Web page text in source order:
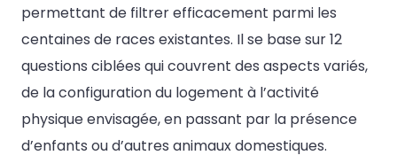
permettant de filtrer efficacement parmi les
centaines de races existantes. Il se base sur 12
questions ciblées qui couvrent des aspects variés,
de la configuration du logement à l’activité
physique envisagée, en passant par la présence
d’enfants ou d’autres animaux domestiques.